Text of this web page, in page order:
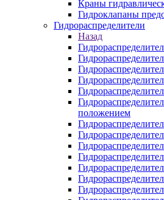
Краны
Гидроклапаны
Гидрораспределители
Назад
положением